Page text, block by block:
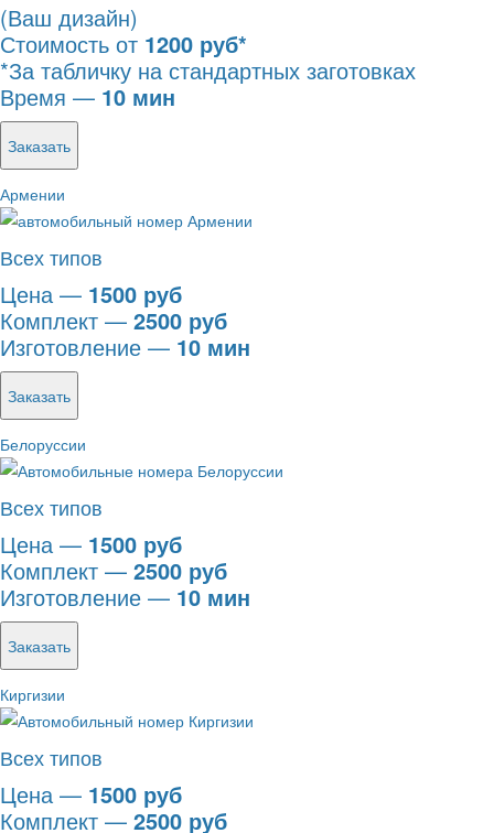
(Ваш дизайн)
Стоимость от 1200 руб*
*За табличку на стандартных заготовках
Время — 10 мин
Заказать
Армении
Всех типов
Цена — 1500 руб
Комплект — 2500 руб
Изготовление — 10 мин
Заказать
Белоруссии
Всех типов
Цена — 1500 руб
Комплект — 2500 руб
Изготовление — 10 мин
Заказать
Киргизии
Всех типов
Цена — 1500 руб
Комплект — 2500 руб